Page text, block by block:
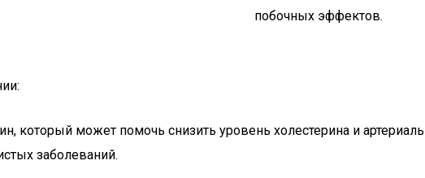
побочных эффектов.
который может помочь снизить уровень холестерина и
заболеваний.